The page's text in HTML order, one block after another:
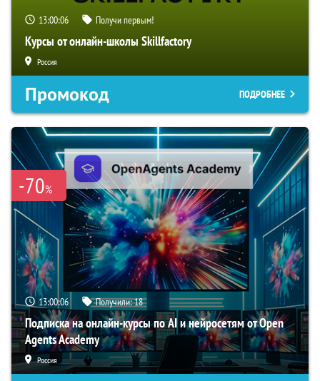
13:00:05 Получи первым!
Курсы от онлайн-школы Skillfactory
Россия
Промокод ПОДРОБНЕЕ
-70%
13:00:05 Получили:18
Подписка на онлайн-курсы по AI и нейросетям от Open
Agents Academy
Россия